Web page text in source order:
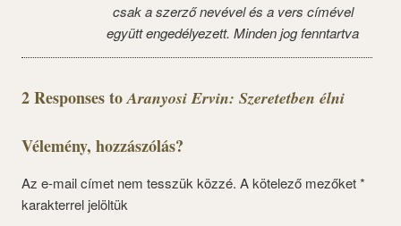
csak a szerző nevével és a vers címével
együtt engedélyezett. Minden jog fenntartva
2 Responses toAranyosi Ervin: Szeretetben élni
Vélemény, hozzászólás?
Az e-mail címet nem tesszük közzé. A kötelező mezőket*
karakterrel jelöltük